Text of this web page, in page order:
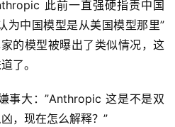
此前一直强硬指责中国
中国模型是从美国模型那里”
的模型被曝出了类似情况，这
了。
事大：”Anthropic 这是不是双
，现在怎么解释？”